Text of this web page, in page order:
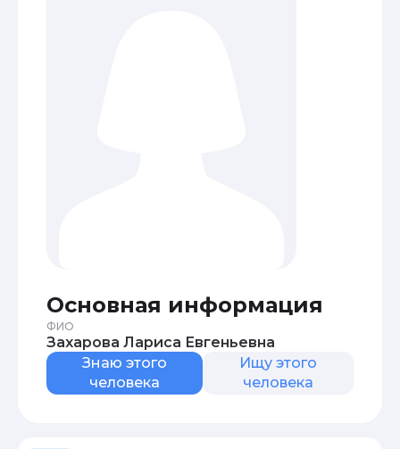
Основная информация
ФИО
Захарова Лариса Евгеньевна
Знаю этого
человека
Ищу этого
человека